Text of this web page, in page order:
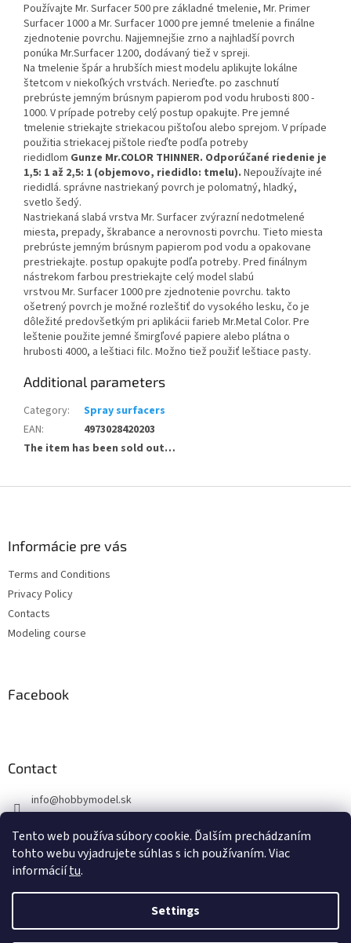
Tento web používa súbory cookie. Ďalším prechádzaním
tohto webu vyjadrujete súhlas s ich používaním. Viac
informáciítu.
Settings
Používajte Mr. Surfacer 500 pre základné tmelenie, Mr. Primer
Surfacer 1000 a Mr. Surfacer 1000 pre jemné tmelenie a finálne
zjednotenie povrchu. Najjemnejšie zrno a najhladší povrch
ponúka Mr.Surfacer 1200, dodávaný tiež v spreji.
Na tmelenie špár a hrubších miest modelu aplikujte lokálne
štetcom v niekoľkých vrstvách. Nerieďte. po zaschnutí
prebrúste jemným brúsnym papierom pod vodu hrubosti 800 -
1000. V prípade potreby celý postup opakujte. Pre jemné
tmelenie striekajte striekacou pištoľou alebo sprejom. V prípade
použitia striekacej pištole rieďte podľa potreby
riedidlom Gunze Mr.COLOR THINNER. Odporúčané riedenie je
1,5: 1 až 2,5: 1 (objemovo, riedidlo: tmelu). Nepoužívajte iné
riedidlá. správne nastriekaný povrch je polomatný, hladký,
svetlo šedý.
Nastriekaná slabá vrstva Mr. Surfacer zvýrazní nedotmelené
miesta, prepady, škrabance a nerovnosti povrchu. Tieto miesta
prebrúste jemným brúsnym papierom pod vodu a opakovane
prestriekajte. postup opakujte podľa potreby. Pred finálnym
nástrekom farbou prestriekajte celý model slabú
vrstvou Mr. Surfacer 1000 pre zjednotenie povrchu. takto
ošetrený povrch je možné rozleštiť do vysokého lesku, čo je
dôležité predovšetkým pri aplikácii farieb Mr.Metal Color. Pre
leštenie použite jemné šmirgľové papiere alebo plátna o
hrubosti 4000, a leštiaci filc. Možno tiež použiť leštiace pasty.
Additional parameters
Category:
Spray surfacers
EAN:
4973028420203
The item has been sold out…
Informácie pre vás
Terms and Conditions
Privacy Policy
Contacts
Modeling course
Facebook
Contact
info@hobbymodel.sk
https://www.facebook.com/hobbymodel.sk
Created by Shoptet